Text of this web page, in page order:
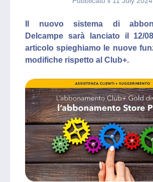
Il nuovo sistema di
Delcampe sarà lanciato il 12/
articolo spieghiamo le nuove
modifiche rispetto al Club+.